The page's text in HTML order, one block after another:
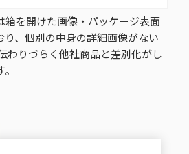
箱を開けた画像・パッケージ表面
り、個別の中身の詳細画像がない
わりづらく他社商品と差別化がし